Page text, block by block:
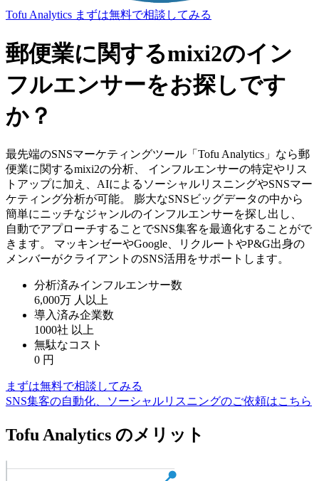
Tofu Analytics まずは無料で相談してみる
郵便業に関するmixi2のイン
フルエンサーをお探しです
か？
最先端のSNSマーケティングツール「Tofu Analytics」なら郵
便業に関するmixi2の分析、 インフルエンサーの特定やリス
トアップに加え、AIによるソーシャルリスニングやSNSマー
ケティング分析が可能。 膨大なSNSビッグデータの中から
簡単にニッチなジャンルのインフルエンサーを探し出し、
自動でアプローチすることでSNS集客を最適化することがで
きます。 マッキンゼーやGoogle、リクルートやP&G出身の
メンバーがクライアントのSNS活用をサポートします。
分析済みインフルエンサー数
6,000万 人以上
導入済み企業数
1000社 以上
無駄なコスト
0 円
まずは無料で相談してみる
SNS集客の自動化、ソーシャルリスニングのご依頼はこちら
Tofu Analytics のメリット